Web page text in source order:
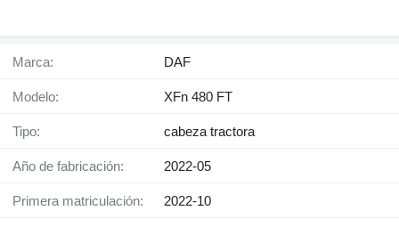
Marca: DAF
Modelo: XFn 480 FT
Tipo: cabeza tractora
Año de fabricación: 2022-05
Primera matriculación: 2022-10